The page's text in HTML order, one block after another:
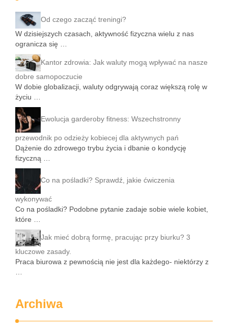
Od czego zacząć treningi?
W dzisiejszych czasach, aktywność fizyczna wielu z nas
ogranicza się …
Kantor zdrowia: Jak waluty mogą wpływać na nasze
dobre samopoczucie
W dobie globalizacji, waluty odgrywają coraz większą rolę w
życiu …
Ewolucja garderoby fitness: Wszechstronny
przewodnik po odzieży kobiecej dla aktywnych pań
Dążenie do zdrowego trybu życia i dbanie o kondycję
fizyczną …
Co na pośladki? Sprawdź, jakie ćwiczenia
wykonywać
Co na pośladki? Podobne pytanie zadaje sobie wiele kobiet,
które …
Jak mieć dobrą formę, pracując przy biurku? 3
kluczowe zasady.
Praca biurowa z pewnością nie jest dla każdego- niektórzy z
Archiwa